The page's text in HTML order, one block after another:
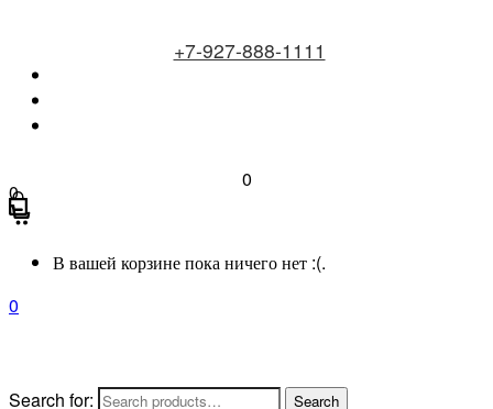
+7-927-888-1111
0
0
В вашей корзине пока ничего нет :(.
0
Search for: